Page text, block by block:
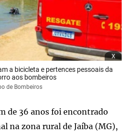
x
a bicicleta e pertences pessoais da
aos bombeiros
de Bombeiros
de 36 anos foi encontrado
na zona rural de Jaíba (MG),